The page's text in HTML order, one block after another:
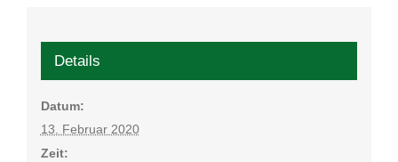
Details
Datum:
13. Februar 2020
Zeit: